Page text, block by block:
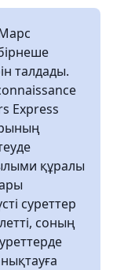
талдады.
Express
құралы
суреттер
соның